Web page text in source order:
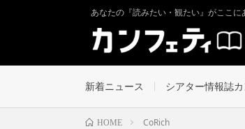
あなたの『読みたい・観たい』がここに
新着ニュース シアター情報誌
HOME CoRich